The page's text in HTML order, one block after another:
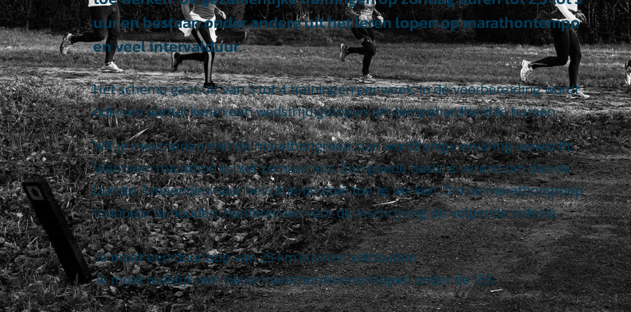
uur en bestaan onder andere uit het leren lopen op marathontempo
en veel intervalduur.
Het schema gaat uit van 3 tot 4 trainingen per week. In de voorbereiding wordt
ook een aantal keren een wedstrijd gelopen om tempohardheid te trainen.
Wil je meetrainen met de marathongroep, dan wordt enige ervaring verwacht.
Want een marathon is niet zomaar iets. Een goede basis is vereist om dan de
laatste 3 maanden naar het ultieme doel toe te werken. Om de marathongroep
trainbaar te houden, hanteren we voor de inschrijving de volgende criteria.
Je moet een duurloop van 25 km kunnen volhouden.
Je moet redelijk een halve marathon kunnen lopen onder de 1.55